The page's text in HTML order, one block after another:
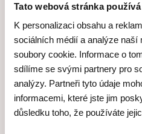
Tato webová stránka
K personalizaci obsahu a
sociálních médií a analýze
soubory cookie. Informace o
sdílíme se svými partnery pro
analýzy. Partneři tyto údaje
informacemi, které jste jim
důsledku toho, že používáte
Cena všech
zahrnuje
Skutečněindividuální
kurzy koncipujeme pro
Veškeré suroviny, u
čerstvost a kvalitu.